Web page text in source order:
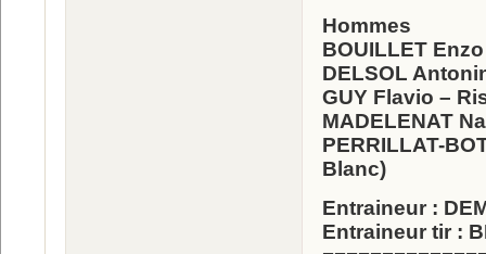
Hommes
BOUILLET
DELSOL
GUY Flavio –
MADELENAT
PERRILLAT-
Blanc)
Entraineur :
Entraineur tir :